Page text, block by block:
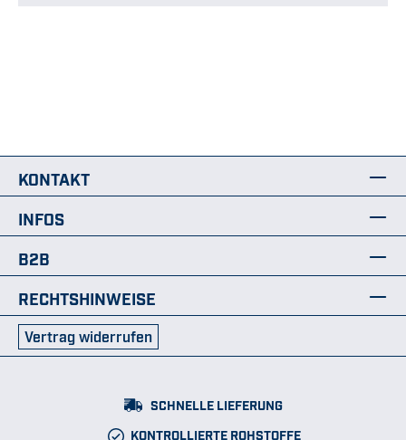
KONTAKT
INFOS
B2B
RECHTSHINWEISE
Vertrag widerrufen
SCHNELLE LIEFERUNG
KONTROLLIERTE ROHSTOFFE